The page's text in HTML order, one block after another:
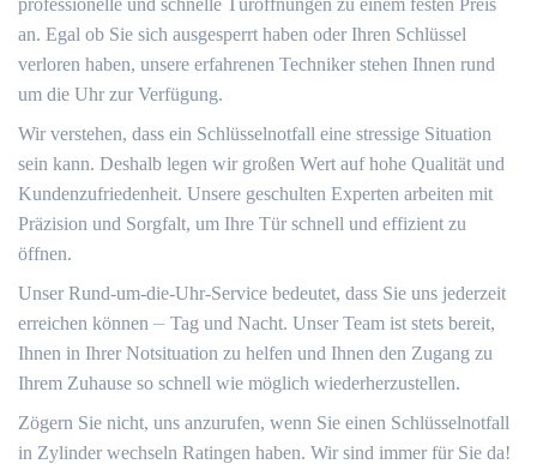
professionelle und schnelle Türöffnungen zu einem festen Preis
an.​ Egal ob Sie sich ausgesperrt haben oder Ihren Schlüssel
verloren haben, unsere erfahrenen Techniker stehen Ihnen rund
um die Uhr zur Verfügung.​
Wir verstehen, dass ein Schlüsselnotfall eine stressige Situation
sein kann.​ Deshalb legen wir großen Wert auf hohe Qualität und
Kundenzufriedenheit. Unsere geschulten Experten arbeiten mit
Präzision und Sorgfalt, um Ihre Tür schnell und effizient zu
öffnen.​
Unser Rund-um-die-Uhr-Service bedeutet, dass Sie uns jederzeit
erreichen können ⏤ Tag und Nacht.​ Unser Team ist stets bereit,
Ihnen in Ihrer Notsituation zu helfen und Ihnen den Zugang zu
Ihrem Zuhause so schnell wie möglich wiederherzustellen.​
Zögern Sie nicht, uns anzurufen, wenn Sie einen Schlüsselnotfall
in Zylinder wechseln Ratingen haben.​ Wir sind immer für Sie da!​